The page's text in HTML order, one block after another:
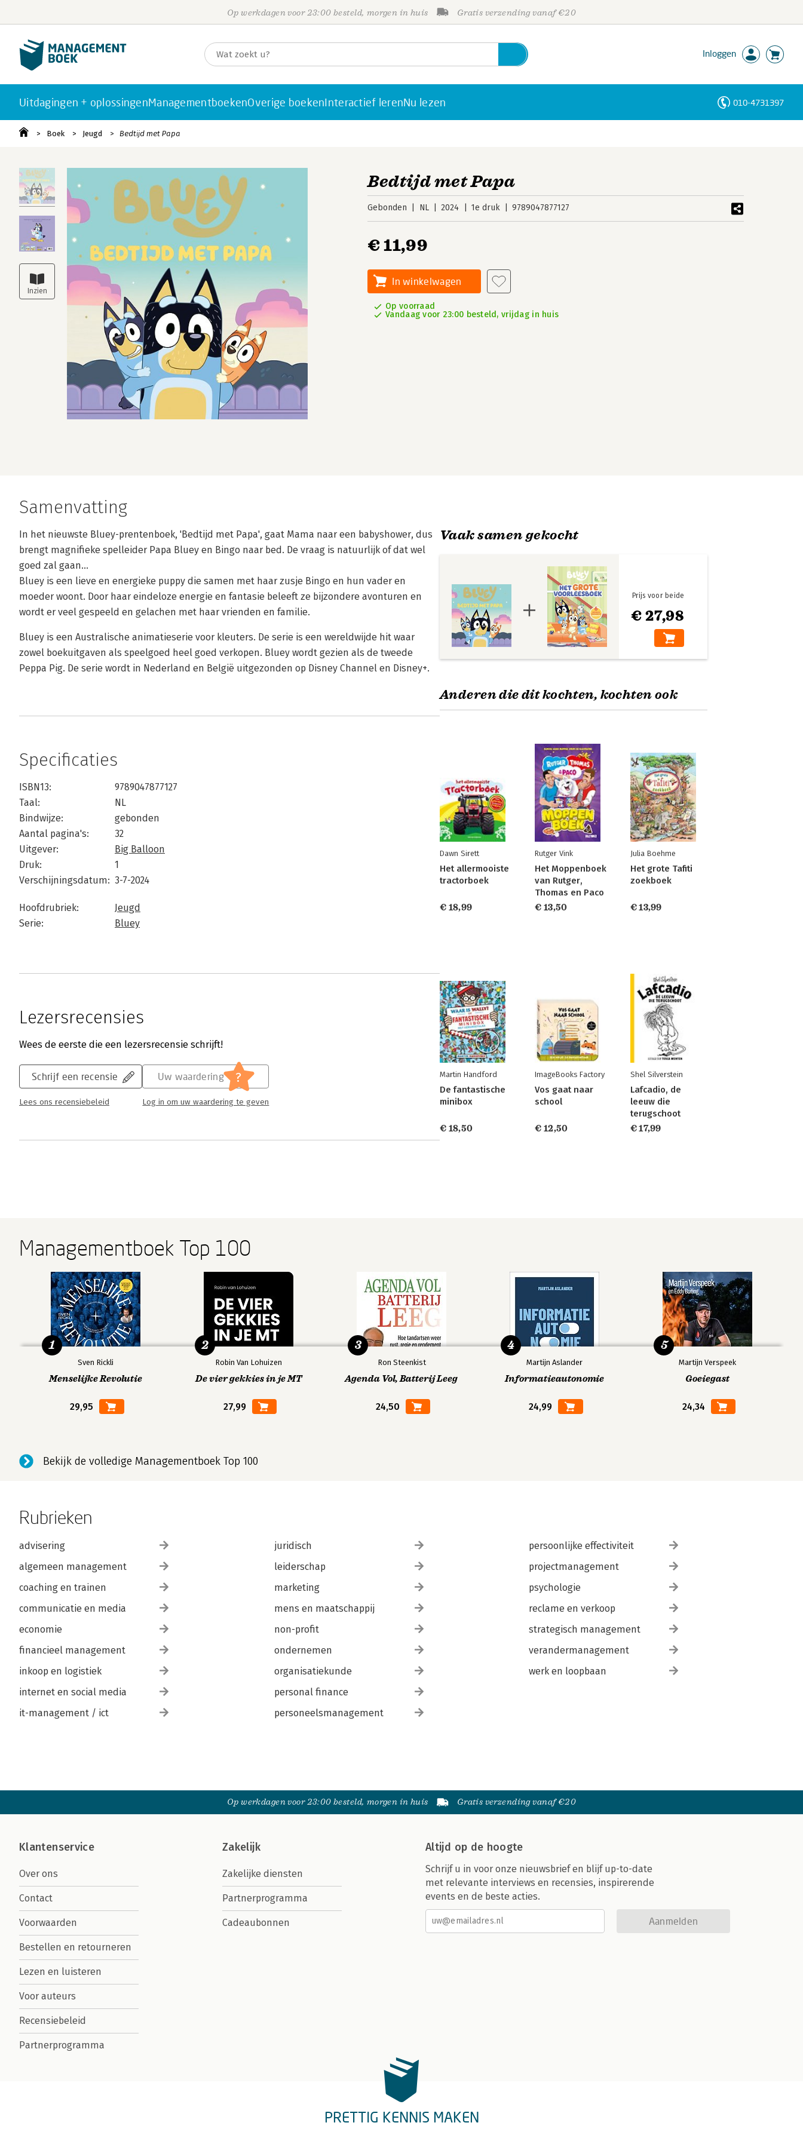
Op werkdagen voor 23:00 besteld, morgen in huis Gratis verzending vanaf €20
Inloggen
Uitdagingen + oplossingenManagementboekenOverige boekenInteractief lerenNu lezen 010-4731397
Boek Jeugd Bedtijd met Papa
Bedtijd met Papa
Gebonden NL 2024 1e druk 9789047877127
€ 11,99
In winkelwagen
Op voorraad
Vandaag voor 23:00 besteld, vrijdag in huis
Samenvatting
In het nieuwste Bluey-prentenboek, 'Bedtijd met Papa', gaat Mama naar een babyshower, dus
brengt magnifieke spelleider Papa Bluey en Bingo naar bed. De vraag is natuurlijk of dat wel
goed zal gaan...
Bluey is een lieve en energieke puppy die samen met haar zusje Bingo en hun vader en
moeder woont. Door haar eindeloze energie en fantasie beleeft ze bijzondere avonturen en
wordt er veel gespeeld en gelachen met haar vrienden en familie.
Bluey is een Australische animatieserie voor kleuters. De serie is een wereldwijde hit waar
zowel boekuitgaven als speelgoed heel goed verkopen. Bluey wordt gezien als de tweede
Peppa Pig. De serie wordt in Nederland en België uitgezonden op Disney Channel en Disney+.
Specificaties
ISBN13:
9789047877127
Taal:
NL
Bindwijze:
gebonden
Aantal pagina's:
32
Uitgever:
Big Balloon
Druk:
1
Verschijningsdatum: 3-7-2024
Hoofdrubriek:
Jeugd
Serie:
Bluey
Lezersrecensies
Wees de eerste die een lezersrecensie schrijft!
Schrijf een recensie
Lees ons recensiebeleid
Uw waardering ?
Log in om uw waardering te geven
Vaak samen gekocht
€ 27,98
Prijs voor beide
Anderen die dit kochten, kochten ook
Dawn Sirett
Het allermooiste
tractorboek
€ 18,99
Rutger Vink
Het Moppenboek
van Rutger,
Thomas en Paco
€ 13,50
Julia Boehme
Het grote Tafiti
zoekboek
€ 13,99
Martin Handford
De fantastische
minibox
€ 18,50
ImageBooks Factory
Vos gaat naar
school
€ 12,50
Shel Silverstein
Lafcadio, de
leeuw die
terugschoot
€ 17,99
Managementboek Top 100
Sven Rickli
Menselijke Revolutie
29,95
1
Robin Van Lohuizen
De vier gekkies in je MT
27,99
2
Ron Steenkist
Agenda Vol, Batterij Leeg
24,50
3
Martijn Aslander
Informatieautonomie
24,99
4
Martijn Verspeek
Goeiegast
24,34
5
Bekijk de volledige Managementboek Top 100
Rubrieken
advisering
algemeen management
coaching en trainen
communicatie en media
economie
financieel management
inkoop en logistiek
internet en social media
it-management / ict
juridisch
leiderschap
marketing
mens en maatschappij
non-profit
ondernemen
organisatiekunde
personal finance
personeelsmanagement
persoonlijke effectiviteit
projectmanagement
psychologie
reclame en verkoop
strategisch management
verandermanagement
werk en loopbaan
Op werkdagen voor 23:00 besteld, morgen in huis Gratis verzending vanaf €20
Klantenservice
Over ons
Contact
Voorwaarden
Bestellen en retourneren
Lezen en luisteren
Voor auteurs
Recensiebeleid
Partnerprogramma
Zakelijk
Zakelijke diensten
Partnerprogramma
Cadeaubonnen
Altijd op de hoogte
Schrijf u in voor onze nieuwsbrief en blijf up-to-date
met relevante interviews en recensies, inspirerende
events en de beste acties.
Aanmelden
PRETTIG KENNIS MAKEN
Personen